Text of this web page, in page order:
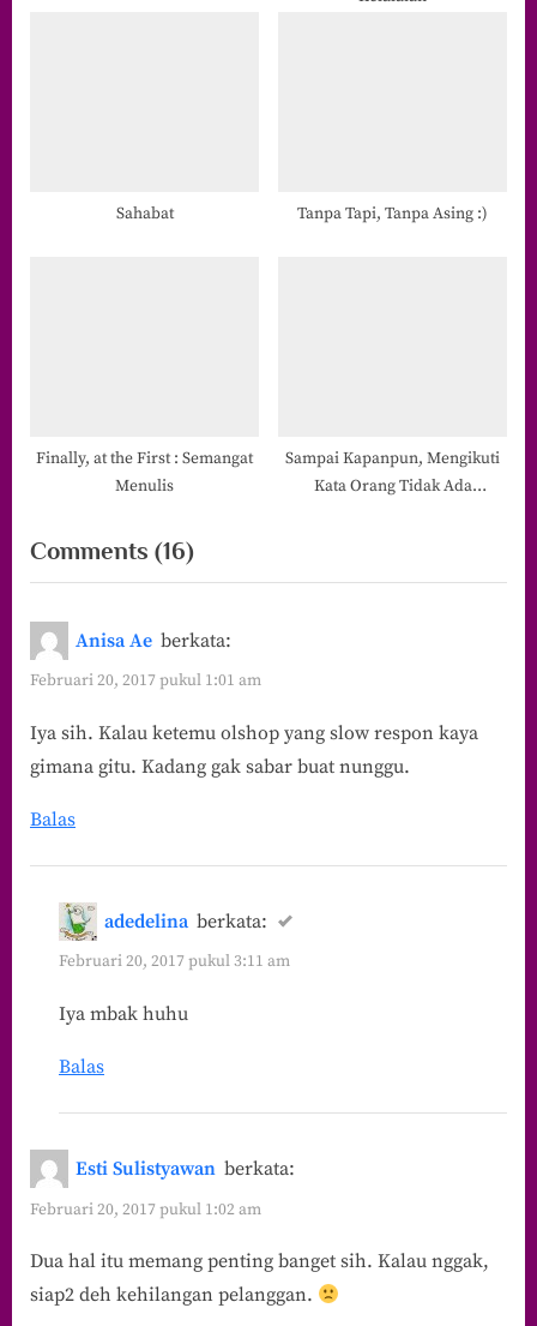
Sahabat Tanpa Tapi, Tanpa Asing :)
Finally, at the First : Semangat
Menulis
Sampai Kapanpun, Mengikuti
Kata Orang Tidak Ada
Comments (16)on
“Dua
Diterapkan
Online
Anisa Ae berkata:
Februari 20, 2017 pukul 1:01 am
Iya sih. Kalau ketemu olshop yang slow respon kaya
gimana gitu. Kadang gak sabar buat nunggu.
Balas
adedelina berkata:
Februari 20, 2017 pukul 3:11 am
Iya mbak huhu
Balas
Esti Sulistyawan berkata:
Februari 20, 2017 pukul 1:02 am
Dua hal itu memang penting banget sih. Kalau nggak,
siap2 deh kehilangan pelanggan.